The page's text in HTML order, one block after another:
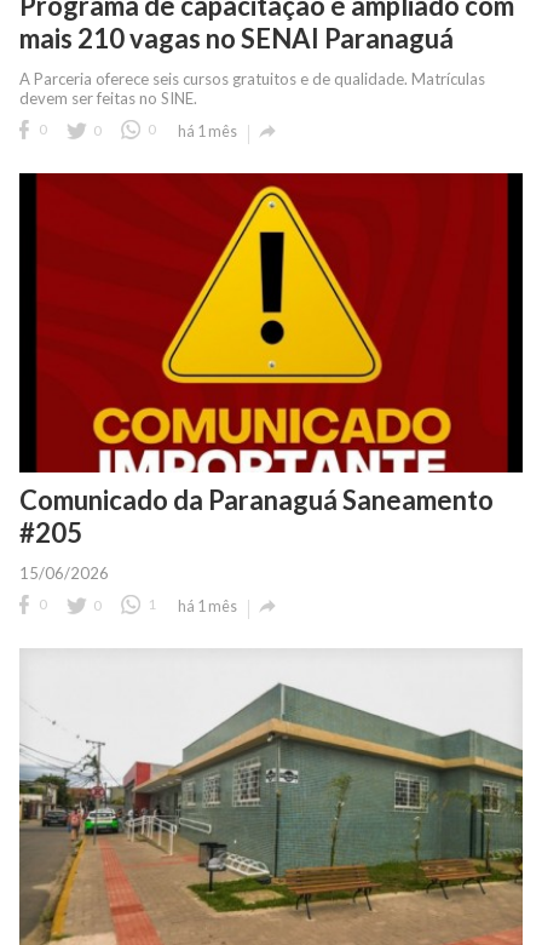
mais 210 vagas no SENAI Paranaguá
A Parceria oferece seis cursos gratuitos e de qualidade. Matrículas
devem ser feitas no SINE.
0 0 0 há 1 mês 
Comunicado da Paranaguá Saneamento
#205
15/06/2026
0 0 1 há 1 mês 